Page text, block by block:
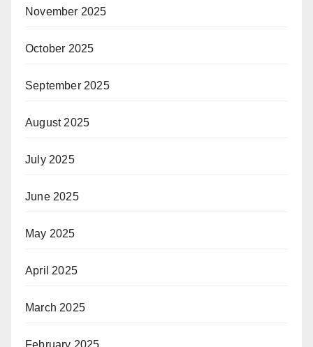
November 2025
October 2025
September 2025
August 2025
July 2025
June 2025
May 2025
April 2025
March 2025